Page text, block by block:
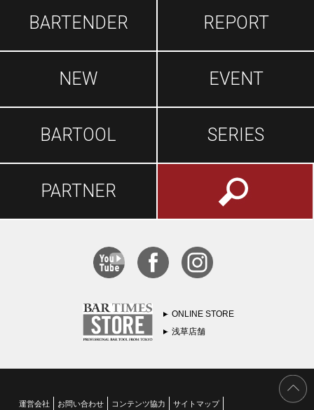
BARTENDER REPORT
NEW EVENT
BARTOOL SERIES
PARTNER
ONLINE STORE
浅草店舗
運営会社 お問い合わせ コンテンツ協力 サイトマップ